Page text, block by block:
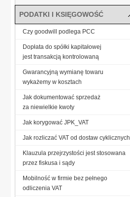
PODATKI I KSIĘGOWOŚĆ
Czy goodwill podlega PCC
Dopłata do spółki kapitałowej
jest transakcją kontrolowaną
Gwarancyjną wymianę towaru
wykażemy w kosztach
Jak dokumentować sprzedaż
za niewielkie kwoty
Jak korygować JPK_VAT
Jak rozliczać VAT od dostaw cyklicznych
Klauzula przejrzystości jest stosowana
przez fiskusa i sądy
Mobilność w firmie bez pełnego
odliczenia VAT